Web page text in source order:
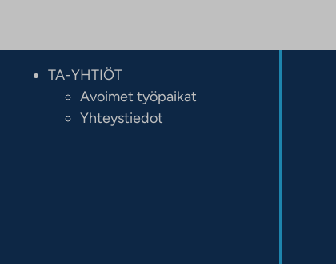
TA-YHTIÖT
Avoimet työpaikat
Yhteystiedot